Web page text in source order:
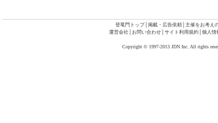
登竜門トップ│ 掲載・広告依頼
主催をお考え
運営会社│ お問い合わせ│ サイト利用規約│ 個人情
Copyright © 1997-2013 JDN Inc. All rights